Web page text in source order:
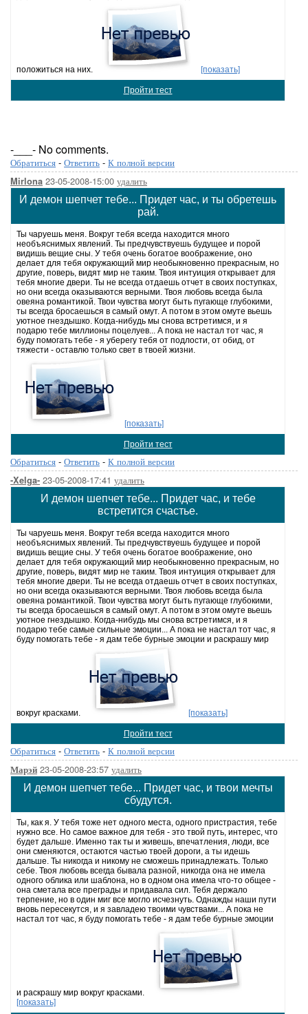
положиться на них. [показать]
Пройти тест
-___- No comments.
Обратиться - Ответить - К полной версии
Mirlona 23-05-2008-15:00 удалить
И демон шепчет тебе... Придет час, и ты обретешь
рай.
Ты чаруешь меня. Вокруг тебя всегда находится много
необъяснимых явлений. Ты предчувствуешь будущее и порой
видишь вещие сны. У тебя очень богатое воображение, оно
делает для тебя окружающий мир необыкновенно прекрасным, но
другие, поверь, видят мир не таким. Твоя интуиция открывает для
тебя многие двери. Ты не всегда отдаешь отчет в своих поступках,
но они всегда оказываются верными. Твоя любовь всегда была
овеяна романтикой. Твои чувства могут быть пугающе глубокими,
ты всегда бросаешься в самый омут. А потом в этом омуте вьешь
уютное гнездышко. Когда-нибудь мы снова встретимся, и я
подарю тебе миллионы поцелуев... А пока не настал тот час, я
буду помогать тебе - я уберегу тебя от подлости, от обид, от
тяжести - оставлю только свет в твоей жизни.
[показать]
Пройти тест
Обратиться - Ответить - К полной версии
-Xelga- 23-05-2008-17:41 удалить
И демон шепчет тебе... Придет час, и тебе
встретится счастье.
Ты чаруешь меня. Вокруг тебя всегда находится много
необъяснимых явлений. Ты предчувствуешь будущее и порой
видишь вещие сны. У тебя очень богатое воображение, оно
делает для тебя окружающий мир необыкновенно прекрасным, но
другие, поверь, видят мир не таким. Твоя интуиция открывает для
тебя многие двери. Ты не всегда отдаешь отчет в своих поступках,
но они всегда оказываются верными. Твоя любовь всегда была
овеяна романтикой. Твои чувства могут быть пугающе глубокими,
ты всегда бросаешься в самый омут. А потом в этом омуте вьешь
уютное гнездышко. Когда-нибудь мы снова встретимся, и я
подарю тебе самые сильные эмоции... А пока не настал тот час, я
буду помогать тебе - я дам тебе бурные эмоции и раскрашу мир
вокруг красками. [показать]
Пройти тест
Обратиться - Ответить - К полной версии
Марэй 23-05-2008-23:57 удалить
И демон шепчет тебе... Придет час, и твои мечты
сбудутся.
Ты, как я. У тебя тоже нет одного места, одного пристрастия, тебе
нужно все. Но самое важное для тебя - это твой путь, интерес, что
будет дальше. Именно так ты и живешь, впечатления, люди, все
они сменяются, остаются частью твоей дороги, а ты идешь
дальше. Ты никогда и никому не сможешь принадлежать. Только
себе. Твоя любовь всегда бывала разной, никогда она не имела
одного облика или шаблона, но в одном она имела что-то общее -
она сметала все преграды и придавала сил. Тебя держало
терпение, но в один миг все могло исчезнуть. Однажды наши пути
вновь пересекутся, и я завладею твоими чувствами... А пока не
настал тот час, я буду помогать тебе - я дам тебе бурные эмоции
и раскрашу мир вокруг красками.
[показать]